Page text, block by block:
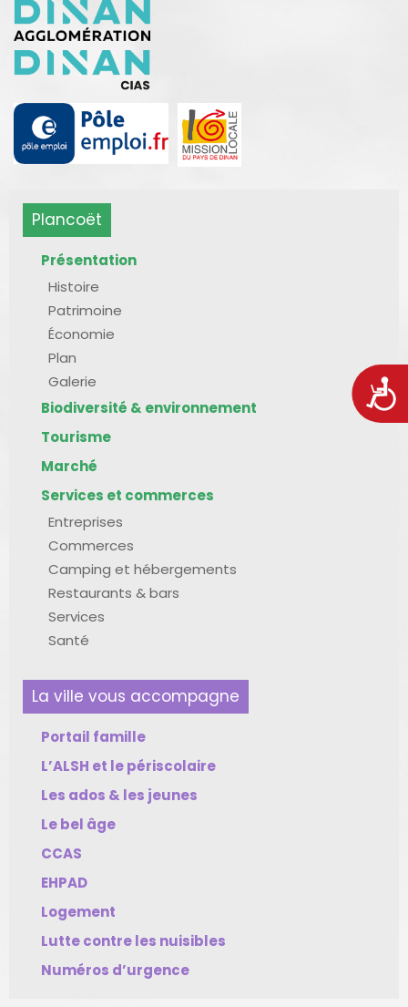
Plancoët
Présentation
Histoire
Patrimoine
Économie
Plan
Galerie
Biodiversité & environnement
Tourisme
Marché
Services et commerces
Entreprises
Commerces
Camping et hébergements
Restaurants & bars
Services
Santé
La ville vous accompagne
Portail famille
L’ALSH et le périscolaire
Les ados & les jeunes
Le bel âge
CCAS
EHPAD
Logement
Lutte contre les nuisibles
Numéros d’urgence